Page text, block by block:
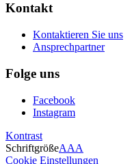
Kontakt
Kontaktieren Sie uns
Ansprechpartner
Folge uns
Facebook
Instagram
Kontrast
SchriftgrößeAAA
Cookie Einstellungen